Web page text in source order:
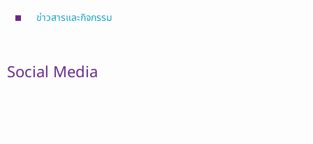
ข่าวสารและกิจกรรม
Social Media